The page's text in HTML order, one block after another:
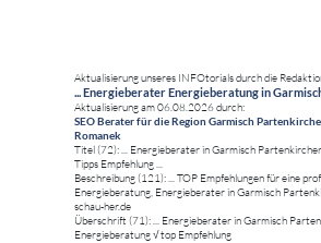
Aktualisierung unseres INFOtorials durch die
... Energieberater Energieberatung in
Aktualisierung am 06.08.2026 durch:
SEO Berater für die Region Garmisch
Romanek
Titel (72): ... Energieberater in Garmisch
Tipps Empfehlung ...
Beschreibung (121): ... TOP Empfehlungen für eine
Energieberatung, Energieberater in Garmisch
schau-her.de
Überschrift (71): ... Energieberater in Garmisch
Energieberatung √ top Empfehlung